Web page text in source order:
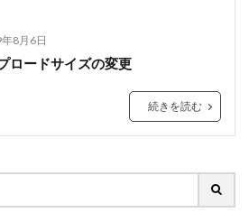
8月6日
ロードサイズの変更
続きを読む